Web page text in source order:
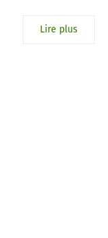
Lire plus